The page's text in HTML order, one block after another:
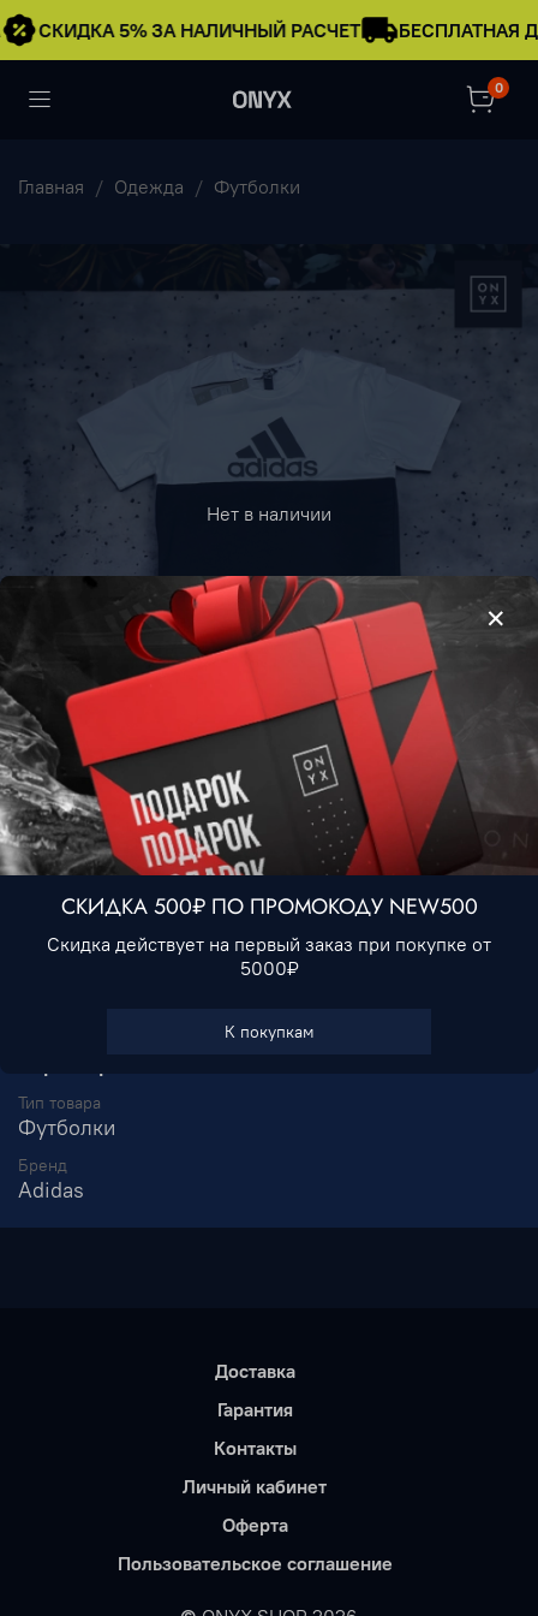
СКИДКА 5% ЗА НАЛИЧНЫЙ РАСЧЕТ БЕСПЛАТНАЯ
0
Главная Одежда Футболки
Нет в наличии
Футболка Adidas #4 • Черно-белый
1 490 ₽
Нет в наличии
Тип товара
Футболки
Бренд
Adidas
Доставка
Гарантия
Контакты
Личный кабинет
Оферта
Пользовательское соглашение
СКИДКА 500₽ ПО ПРОМОКОДУ NEW500
Скидка действует на первый заказ при покупке от
5000₽
К покупкам